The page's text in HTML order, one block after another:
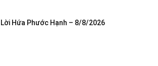
Lời Hứa Phước Hạnh – 8/8/2026